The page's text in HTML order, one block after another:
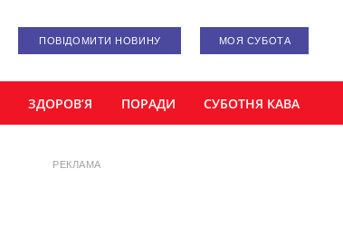
ПОВІДОМИТИ НОВИНУ МОЯ СУБОТА
ЗДОРОВ’Я ПОРАДИ СУБОТНЯ КАВА
РЕКЛАМА